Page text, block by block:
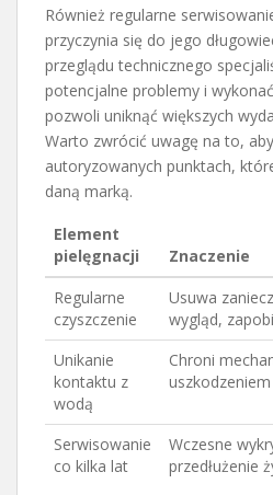
Również regularne
przyczynia się do jego
przeglądu technicznego
potencjalne problemy i
pozwoli uniknąć większych
Warto zwrócić uwagę na to,
autoryzowanych punktach,
daną marką.
Element
pielęgnacji
Znaczenie
Regularne
czyszczenie
Usuwa
wygląd,
Unikanie
kontaktu z
wodą
Chroni
Serwisowanie
co kilka lat
Wczesne
przedłużenie